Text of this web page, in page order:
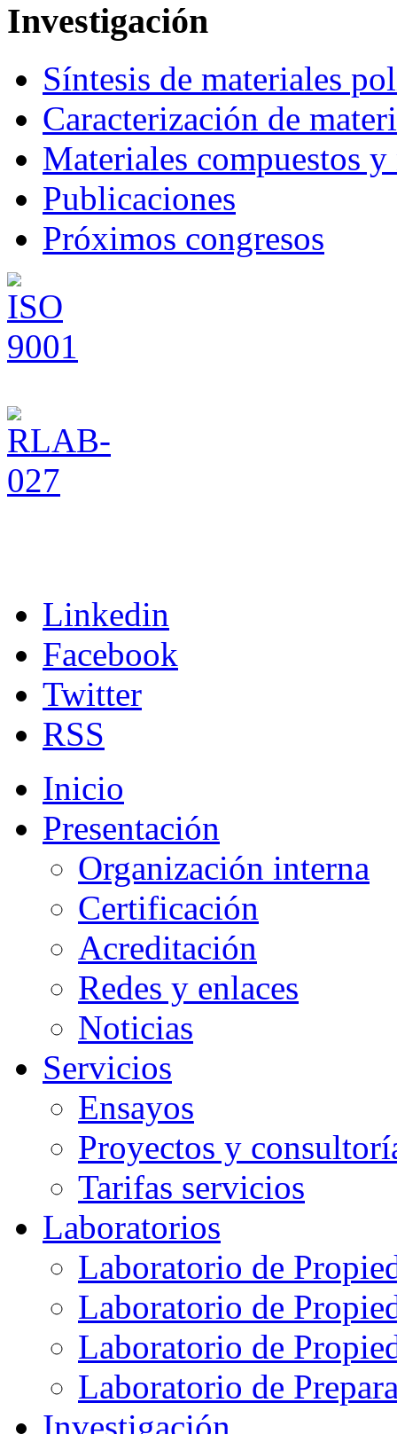
Investigación
Síntesis de materiales
Caracterización de
Materiales compuestos
Publicaciones
Próximos congresos
Linkedin
Facebook
Twitter
RSS
Inicio
Presentación
Organización interna
Certificación
Acreditación
Redes y enlaces
Noticias
Servicios
Ensayos
Proyectos y
Tarifas servicios
Laboratorios
Laboratorio de
Laboratorio de
Laboratorio de
Laboratorio de